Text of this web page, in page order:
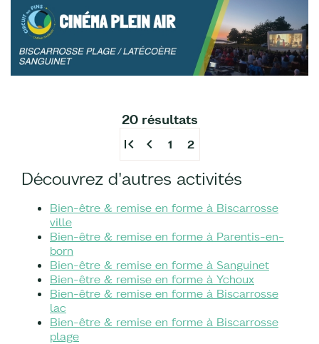
20 résultats
first_page chevron_left 1 2
Découvrez d'autres activités
Bien-être & remise en forme à Biscarrosse
ville
Bien-être & remise en forme à Parentis-en-
born
Bien-être & remise en forme à Sanguinet
Bien-être & remise en forme à Ychoux
Bien-être & remise en forme à Biscarrosse
lac
Bien-être & remise en forme à Biscarrosse
plage